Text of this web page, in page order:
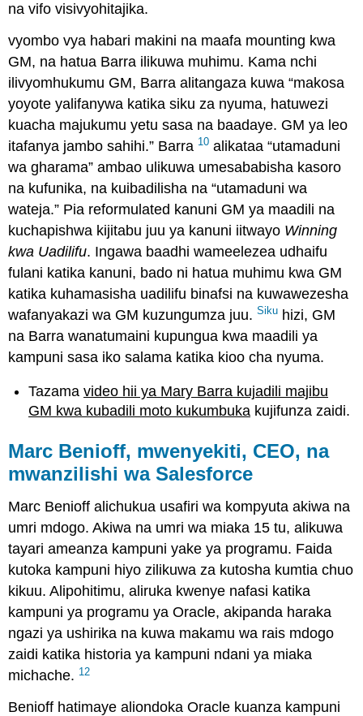
na vifo visivyohitajika.
vyombo vya habari makini na maafa mounting kwa
GM, na hatua Barra ilikuwa muhimu. Kama nchi
ilivyomhukumu GM, Barra alitangaza kuwa “makosa
yoyote yalifanywa katika siku za nyuma, hatuwezi
kuacha majukumu yetu sasa na baadaye. GM ya leo
itafanya jambo sahihi.” Barra 10 alikataa “utamaduni
wa gharama” ambao ulikuwa umesababisha kasoro
na kufunika, na kuibadilisha na “utamaduni wa
wateja.” Pia reformulated kanuni GM ya maadili na
kuchapishwa kijitabu juu ya kanuni iitwayo Winning
kwa Uadilifu. Ingawa baadhi wameelezea udhaifu
fulani katika kanuni, bado ni hatua muhimu kwa GM
katika kuhamasisha uadilifu binafsi na kuwawezesha
wafanyakazi wa GM kuzungumza juu.Siku hizi, GM
na Barra wanatumaini kupungua kwa maadili ya
kampuni sasa iko salama katika kioo cha nyuma.
Tazamavideo hii ya Mary Barra kujadili majibu
GM kwa kubadili moto kukumbuka kujifunza zaidi.
Marc Benioff, mwenyekiti, CEO, na
mwanzilishi wa Salesforce
Marc Benioff alichukua usafiri wa kompyuta akiwa na
umri mdogo. Akiwa na umri wa miaka 15 tu, alikuwa
tayari ameanza kampuni yake ya programu. Faida
kutoka kampuni hiyo zilikuwa za kutosha kumtia chuo
kikuu. Alipohitimu, aliruka kwenye nafasi katika
kampuni ya programu ya Oracle, akipanda haraka
ngazi ya ushirika na kuwa makamu wa rais mdogo
zaidi katika historia ya kampuni ndani ya miaka
michache. 12
Benioff hatimaye aliondoka Oracle kuanza kampuni